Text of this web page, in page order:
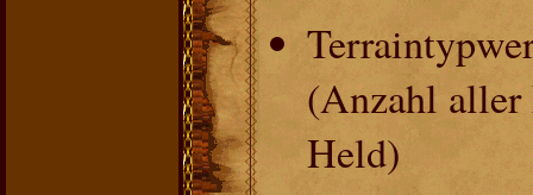
(Anzahl aller
Held)